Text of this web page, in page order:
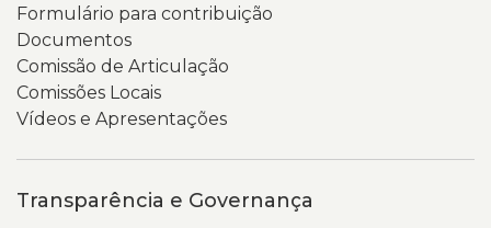
mãos
que
o
seguram.
texto
de
boas-
vindas
apresenta
como
Formulário para contribuição
Documentos
Comissão de Articulação
Comissões Locais
Vídeos e Apresentações
Transparência e Governança